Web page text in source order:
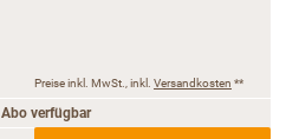
Preise inkl. MwSt., inkl. Versandkosten **
Abo verfügbar